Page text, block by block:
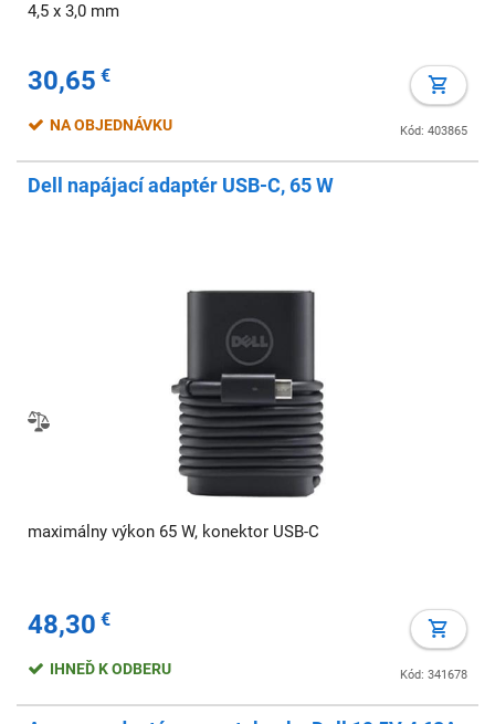
4,5 x 3,0 mm
30,65 €
Kód: 403865
NA OBJEDNÁVKU
Dell napájací adaptér USB-C, 65 W
maximálny výkon 65 W, konektor USB-C
48,30 €
Kód: 341678
IHNEĎ K ODBERU